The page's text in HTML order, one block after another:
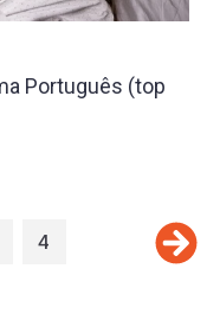
Português (top
4